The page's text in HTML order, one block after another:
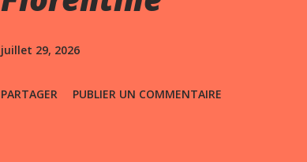
juillet 29, 2026
PARTAGER PUBLIER UN COMMENTAIRE